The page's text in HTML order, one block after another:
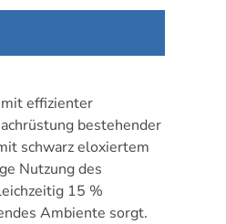
mit effizienter
bestehender
schwarz eloxiertem
Nutzung des
15 %
Ambiente sorgt.